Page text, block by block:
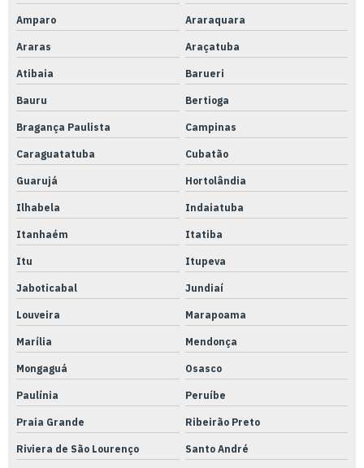
Preço usinagem fresa
Prestação de serviços de usinagem cnc
Qualificação térmica de almoxarifado
Qualificação térmica de ambiente
Qualificação térmica anvisa
Qualificação térmica de armazenamento
Qualificação térmica autoclave
Qualificação térmica camara fria
Qualificação térmica distribuidora de medicamentos
Qualificação térmica de equipamentos
Qualificação térmica de estufas
Qualificação térmica de geladeira
Qualificação térmica refrigerador
Qualificação térmica de transporte
Amparo Araraquara
Araras Araçatuba
Atibaia Barueri
Bauru Bertioga
Bragança Paulista Campinas
Caraguatatuba Cubatão
Guarujá Hortolândia
Ilhabela Indaiatuba
Itanhaém Itatiba
Itu Itupeva
Jaboticabal Jundiaí
Louveira Marapoama
Marília Mendonça
Mongaguá Osasco
Paulínia Peruíbe
Praia Grande Ribeirão Preto
Riviera de São Lourenço Santo André